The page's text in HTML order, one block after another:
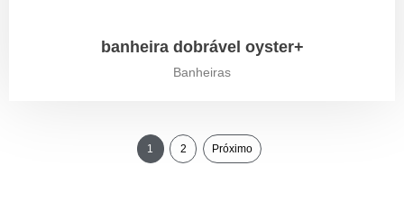
banheira dobrável oyster+
Banheiras
1 2 Próximo